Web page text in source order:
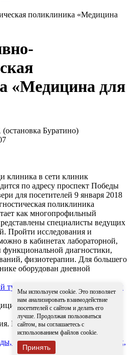
поликлиника «Медицина
«Медицина для
Буратино)
клиника в сети клиник
по адресу проспект Победы
для посетителей 9 января 2018
поликлиника
как многопрофильный
специалисты ведущих
Пройти исследования и
в кабинетах лабораторной,
функциональной диагностики,
физиотерапии. Для большего
оборудован дневной
тур
Надзорные органы
для вас»Разработка сайта -
Необходима консультация
19 ул. Суворова, 15
г. Никольск,
Мы используем cookie. Это позволяет
нам анализировать взаимодействие
посетителей с сайтом и делать его
лучше. Продолжая пользоваться
сайтом, вы соглашаетесь с
использованием файлов cookie.
Принять